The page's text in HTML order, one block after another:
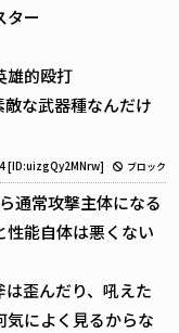
ター
雄的殴打
な武器種なんだけ
[ID:uizgQy2MNrw] ブロック
通常攻撃主体になる
性能自体は悪くない
歪んだり、吼えた
気によく見るからな